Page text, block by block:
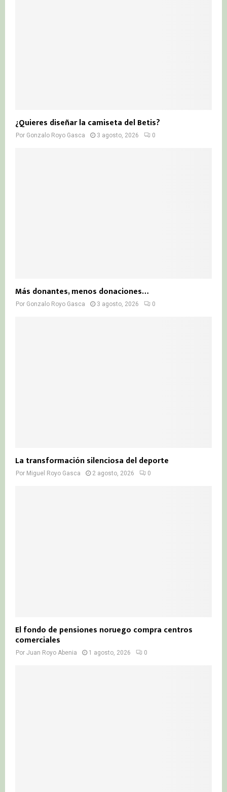
¿Quieres diseñar la camiseta del Betis?
Por Gonzalo Royo Gasca 3 agosto, 2026 0
Más donantes, menos donaciones…
Por Gonzalo Royo Gasca 3 agosto, 2026 0
La transformación silenciosa del deporte
Por Miguel Royo Gasca 2 agosto, 2026 0
El fondo de pensiones noruego compra centros
comerciales
Por Juan Royo Abenia 1 agosto, 2026 0